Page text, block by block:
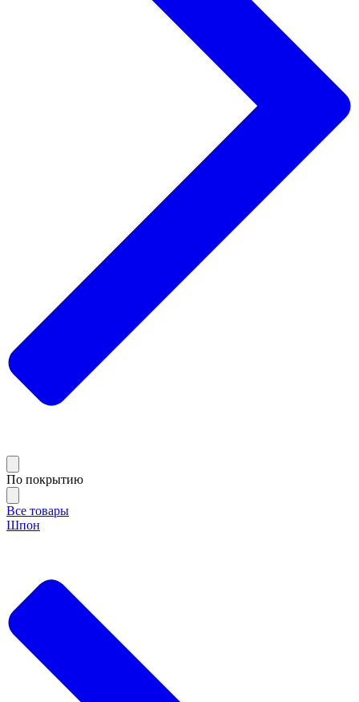
По покрытию
Все товары
Шпон